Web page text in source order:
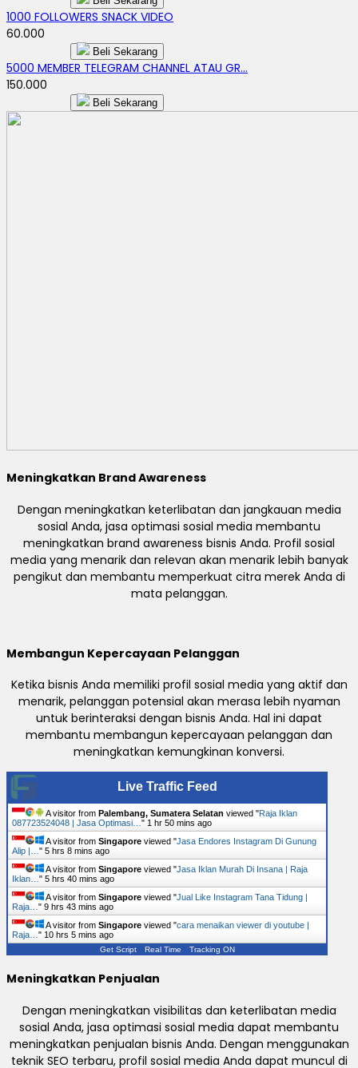
1000 FOLLOWERS SNACK VIDEO
60.000
Beli Sekarang
5000 MEMBER TELEGRAM CHANNEL ATAU GR...
150.000
Beli Sekarang
Meningkatkan Brand Awareness
Dengan meningkatkan keterlibatan dan jangkauan media
sosial Anda, jasa optimasi sosial media membantu
meningkatkan brand awareness bisnis Anda. Profil sosial
media yang menarik dan relevan akan menarik lebih banyak
pengikut dan membantu memperkuat citra merek Anda di
mata pelanggan.
Membangun Kepercayaan Pelanggan
Ketika bisnis Anda memiliki profil sosial media yang aktif dan
menarik, pelanggan potensial akan merasa lebih nyaman
untuk berinteraksi dengan bisnis Anda. Hal ini dapat
membantu membangun kepercayaan pelanggan dan
meningkatkan kemungkinan konversi.
Live Traffic Feed
A visitor from Palembang, Sumatera Selatan viewed "Raja Iklan
087723524048 | Jasa Optimasi… " 1 hr 50 mins ago
A visitor from Singapore viewed "Jasa Endores Instagram Di Gunung
Alip |… " 5 hrs 8 mins ago
A visitor from Singapore viewed "Jasa Iklan Murah Di Insana | Raja
Iklan… " 5 hrs 40 mins ago
A visitor from Singapore viewed "Jual Like Instagram Tana Tidung |
Raja… " 9 hrs 43 mins ago
A visitor from Singapore viewed "cara menaikan viewer di youtube |
Raja… " 10 hrs 5 mins ago
Get Script Real Time Tracking ON
Meningkatkan Penjualan
Dengan meningkatkan visibilitas dan keterlibatan media
sosial Anda, jasa optimasi sosial media dapat membantu
meningkatkan penjualan bisnis Anda. Dengan menggunakan
teknik SEO terbaru, profil sosial media Anda dapat muncul di